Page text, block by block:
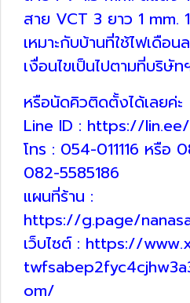
สาย VCT 3 ยาว 1 mm.
เหมาะกับบ้านที่ใช้ไฟเดือน
เงื่อนไขเป็นไปตามที่บริษั
หรือนัดคิวติดตั้งได้เลยค่ะ
Line ID : https://lin.ee/
โทร : 054-011116 หรือ
082-5585186
แผนที่ร้าน :
https://g.page/
เว็บไซต์ : https://
om/